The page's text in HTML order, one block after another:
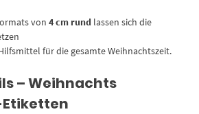
von4 cm rund lassen sich die
für die gesamte Weihnachtszeit.
– Weihnachts